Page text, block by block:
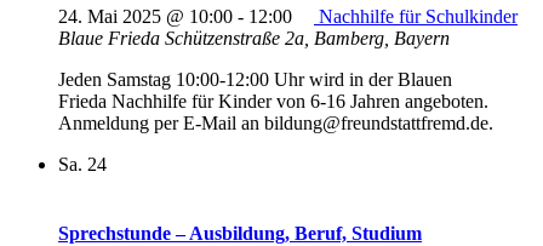
24. Mai 2025 @ 10:00 - 12:00
Nachhilfe für Schulkinder
Blaue Frieda Schützenstraße 2a, Bamberg, Bayern
Jeden Samstag 10:00-12:00 Uhr wird in der Blauen
Frieda Nachhilfe für Kinder von 6-16 Jahren angeboten.
Anmeldung per E-Mail an bildung@freundstattfremd.de.
Sa. 24
Sprechstunde – Ausbildung, Beruf, Studium